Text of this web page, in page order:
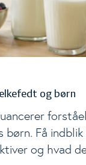
og børn
Få
og hvad